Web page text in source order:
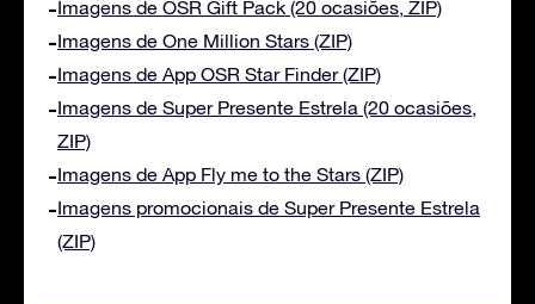
Imagens de OSR Gift Pack (20 ocasiões, ZIP)
Imagens de One Million Stars (ZIP)
Imagens de App OSR Star Finder (ZIP)
Imagens de Super Presente Estrela (20 ocasiões,
ZIP)
Imagens de App Fly me to the Stars (ZIP)
Imagens promocionais de Super Presente Estrela
(ZIP)